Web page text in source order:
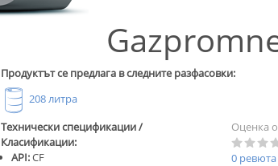
Продуктът се предлага в следните разфасовки:
208 литра
Технически спецификации /
Класификации:
API:CF
Оценка
0 ревюта